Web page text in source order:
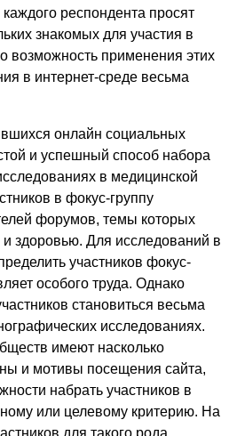
респондента просят
знакомых для участия в
возможность применения этих
в интернет-среде весьма
онлайн социальных
и успешный способ набора
в медицинской
в фокус-группу
форумов, темы которых
здоровью. Для исследований в
участников фокус-
особого труда. Однако
становиться весьма
исследованиях.
имеют насколько
и мотивы посещения сайта,
набрать участников в
или целевому критерию. На
для такого рода